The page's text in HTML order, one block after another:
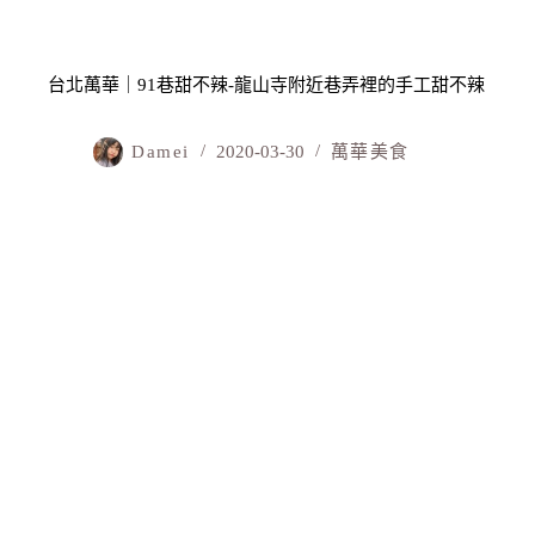
台北萬華｜91巷甜不辣-龍山寺附近巷弄裡的手工甜不辣
Damei 2020-03-30 萬華美食